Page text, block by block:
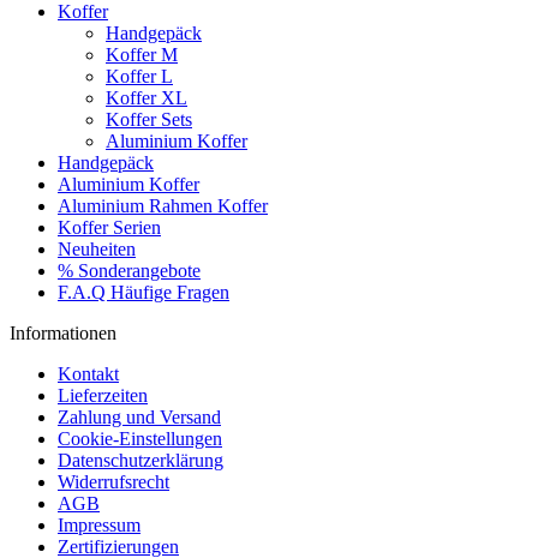
Koffer
Handgepäck
Koffer M
Koffer L
Koffer XL
Koffer Sets
Aluminium Koffer
Handgepäck
Aluminium Koffer
Aluminium Rahmen Koffer
Koffer Serien
Neuheiten
% Sonderangebote
F.A.Q Häufige Fragen
Informationen
Kontakt
Lieferzeiten
Zahlung und Versand
Cookie-Einstellungen
Datenschutzerklärung
Widerrufsrecht
AGB
Impressum
Zertifizierungen